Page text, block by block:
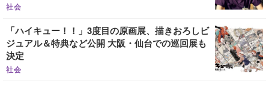
社会
「ハイキュー！！」3度目の原画展、描きおろしビ
ジュアル＆特典など公開 大阪・仙台での巡回展も
決定
社会